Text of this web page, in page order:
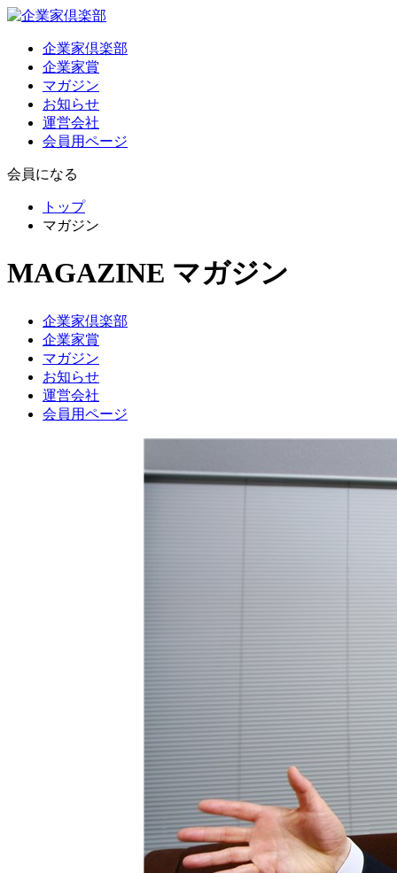
企業家倶楽部
企業家賞
マガジン
お知らせ
運営会社
会員用ページ
会員になる
トップ
マガジン
MAGAZINE マガジン
企業家倶楽部
企業家賞
マガジン
お知らせ
運営会社
会員用ページ